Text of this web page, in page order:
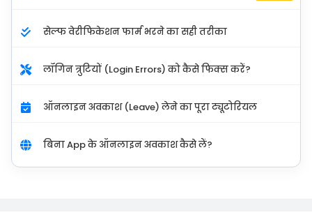
सेल्फ वेरीफिकेशन फार्म भरने का सही तरीका
लॉगिन त्रुटियों (Login Errors) को कैसे फिक्स करें?
ऑनलाइन अवकाश (Leave) लेने का पूरा ट्यूटोरियल
बिना App के ऑनलाइन अवकाश कैसे लें?